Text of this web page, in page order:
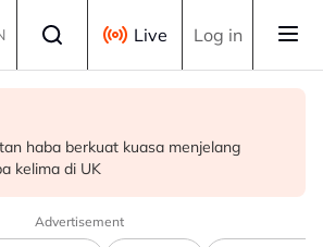
Live Log in
haba berkuat kuasa menjelang
kelima di UK
sita kontena bawa muatan ke Israel
Malaysia - PM Anwar
disyaki bawa dagangan untuk
Advertisement